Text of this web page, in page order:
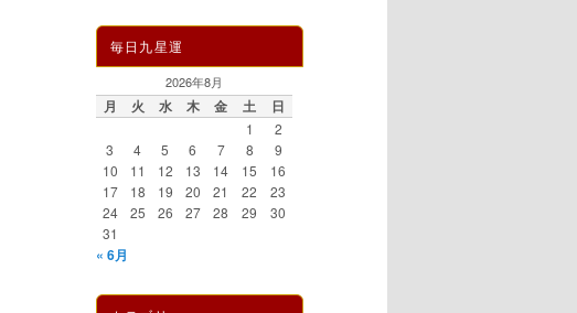
毎日九星運
2026年8月
月 火 水 木 金 土 日
1
2
3
4 5 6 7 8
9
10
11 12 13 14 15
16
17
18 19 20 21 22
23
24
25 26 27 28 29
30
31
« 6月